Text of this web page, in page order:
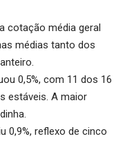
cotação média geral
médias tanto dos
0,5%, com 11 dos 16
estáveis. A maior
0,9%, reflexo de cinco